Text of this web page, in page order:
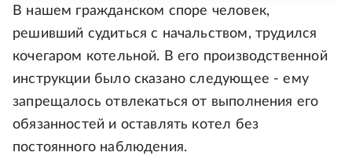
В нашем гражданском споре человек,
решивший судиться с начальством, трудился
кочегаром котельной. В его производственной
инструкции было сказано следующее - ему
запрещалось отвлекаться от выполнения его
обязанностей и оставлять котел без
постоянного наблюдения.